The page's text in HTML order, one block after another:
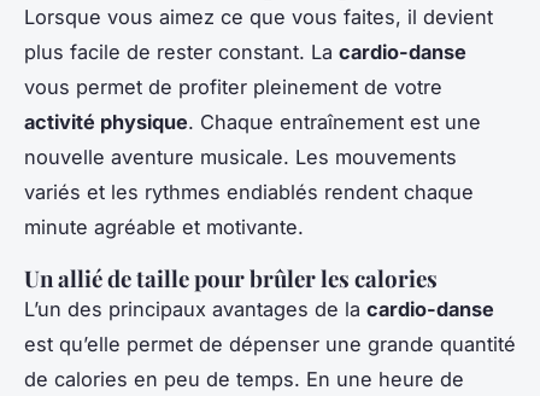
Lorsque vous aimez ce que vous faites, il devient
plus facile de rester constant. La cardio-danse
vous permet de profiter pleinement de votre
activité physique. Chaque entraînement est une
nouvelle aventure musicale. Les mouvements
variés et les rythmes endiablés rendent chaque
minute agréable et motivante.
Un allié de taille pour brûler les calories
L’un des principaux avantages de la cardio-danse
est qu’elle permet de dépenser une grande quantité
de calories en peu de temps. En une heure de